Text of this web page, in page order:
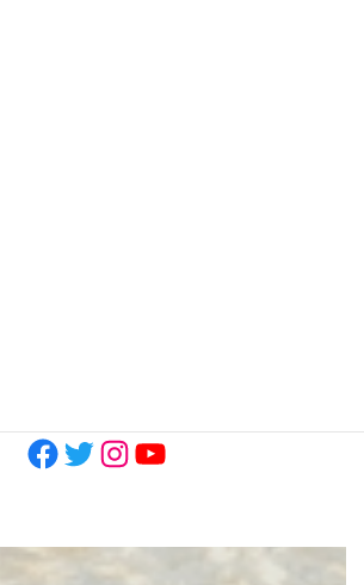
Facebook
Twitter
Instagram
YouTube